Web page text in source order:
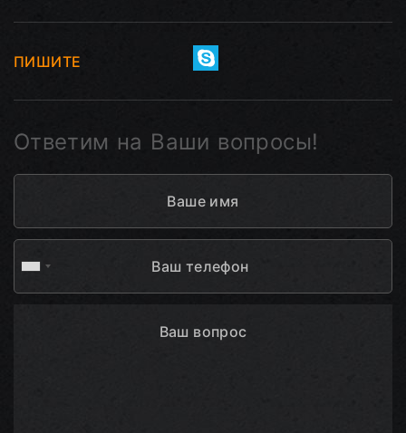
ПИШИТЕ
Ответим на Ваши вопросы!